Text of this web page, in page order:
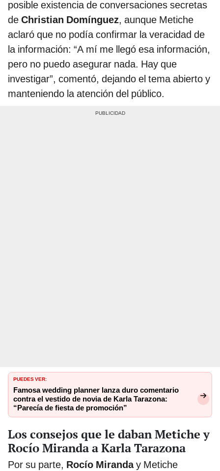
posible existencia de conversaciones secretas
de Christian Domínguez, aunque Metiche
aclaró que no podía confirmar la veracidad de
la información: “A mí me llegó esa información,
pero no puedo asegurar nada. Hay que
investigar”, comentó, dejando el tema abierto y
manteniendo la atención del público.
PUEDES VER:
Famosa wedding planner lanza duro comentario
contra el vestido de novia de Karla Tarazona:
“Parecía de fiesta de promoción”
Los consejos que le daban Metiche y
Rocío Miranda a Karla Tarazona
Por su parte, Rocío Miranday Metiche